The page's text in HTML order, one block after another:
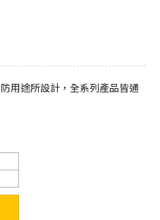
⽤途所設計，全系列產品皆通